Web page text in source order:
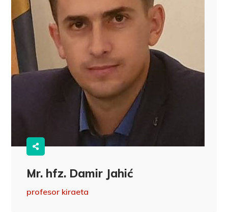
Mr. hfz. Damir Jahić
profesor kiraeta